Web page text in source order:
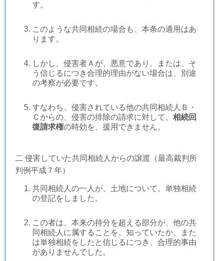
す。
このような共同相続の場合も、本条の適用はあ
ります。
しかし、侵害者Ａが、悪意であり、または、そ
う信じるにつき合理的理由がない場合は、別途
の考察が必要です。
すなわち、侵害されている他の共同相続人Ｂ・
Ｃからの、侵害の排除の請求に対して、 相続回
復請求権の時効を、援用できません。
二 侵害していた共同相続人からの譲渡（最高裁判所
判例平成７年）
共同相続人の一人が、土地について、単独相続
の登記をしました。
この者は、本来の持分を超える部分が、他の共
同相続人に属することを、知っていたか、また
は単独相続をしたと信じるにつき、合理的事由
がありませんでした。